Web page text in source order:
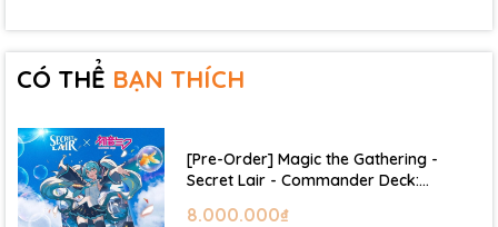
CÓ THỂ BẠN THÍCH
[Pre-Order] Magic the Gathering -
Secret Lair - Commander Deck:
8.000.000₫